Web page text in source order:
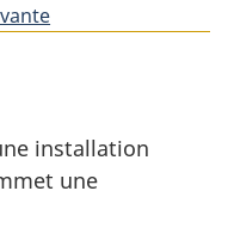
installation
une